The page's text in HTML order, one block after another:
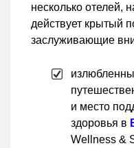
несколько отелей,
действует крытый
заслуживающие
и место
здоровья в
Wellness &